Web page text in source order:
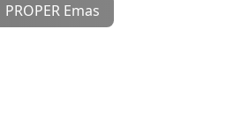
PROPER Emas